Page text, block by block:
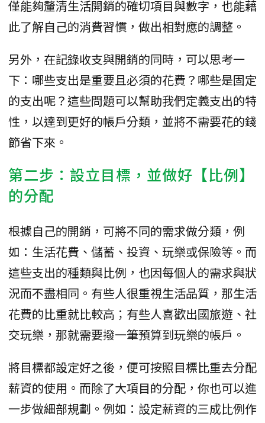
僅能夠釐清生活開銷的確切項目與數字，也能藉
此了解自己的消費習慣，做出相對應的調整。
另外，在記錄收支與開銷的同時，可以思考一
下：哪些支出是重要且必須的花費？哪些是固定
的支出呢？這些問題可以幫助我們定義支出的特
性，以達到更好的帳戶分類，並將不需要花的錢
節省下來。
第二步：設立目標，並做好【比例】
的分配
根據自己的開銷，可將不同的需求做分類，例
如：生活花費、儲蓄、投資、玩樂或保險等。而
這些支出的種類與比例，也因每個人的需求與狀
況而不盡相同。有些人很重視生活品質，那生活
花費的比重就比較高；有些人喜歡出國旅遊、社
交玩樂，那就需要撥一筆預算到玩樂的帳戶。
將目標都設定好之後，便可按照目標比重去分配
薪資的使用。而除了大項目的分配，你也可以進
一步做細部規劃。例如：設定薪資的三成比例作